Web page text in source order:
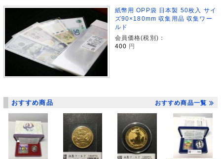
紙幣用 OPP袋 日本製 50枚入 サイ
ズ90×180mm 収集用品 収集ワー
ルド
会員価格(税別)：
400 円
おすすめ商品 おすすめ商品一覧